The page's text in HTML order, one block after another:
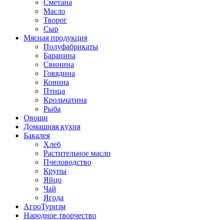
Сметана
Масло
Творог
Сыр
Мясная продукция
Полуфабрикаты
Баранина
Свинина
Говядина
Конина
Птица
Крольчатина
Рыба
Овощи
Домашняя кухня
Бакалея
Хлеб
Растительное масло
Пчеловодство
Крупы
Яйцо
Чай
Ягода
АгроТуризм
Народное творчество